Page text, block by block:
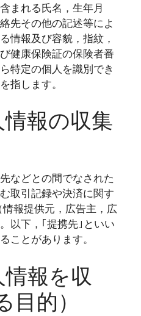
まれる氏名，生年月
先その他の記述等によ
情報及び容貌，指紋，
健康保険証の保険者番
特定の個人を識別でき
指します。
報の収集
などとの間でなされた
取引記録や決済に関す
報提供元，広告主，広
以下，｢提携先｣といい
ことがあります。
報を収
目的）